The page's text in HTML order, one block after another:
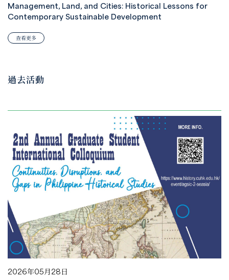
Management, Land, and Cities: Historical Lessons for
Contemporary Sustainable Development
查看更多
過去活動
2026年05月28日